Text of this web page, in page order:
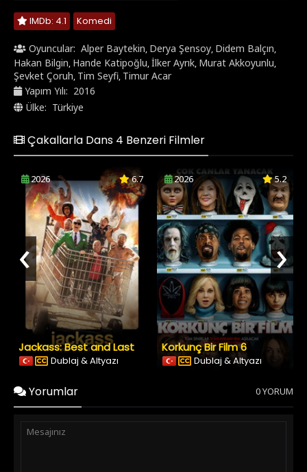
IMDb: 4.1 Komedi
Oyuncular: Alper Baytekin, Derya Şensoy, Didem Balçın,
Hakan Bilgin, Hande Katipoğlu,İlker Ayrık, Murat Akkoyunlu,
Şevket Çoruh, Tim Seyfi, Timur Acar
Yapım Yılı: 2016
Ülke: Türkiye
Çakallarla Dans 4 Benzeri Filmler
2026 6.7
Jackass: Best and Last
Dublaj & Altyazı
2026 5.2
Korkunç Bir Film 6
Dublaj & Altyazı
‹ ›
Yorumlar 0 YORUM